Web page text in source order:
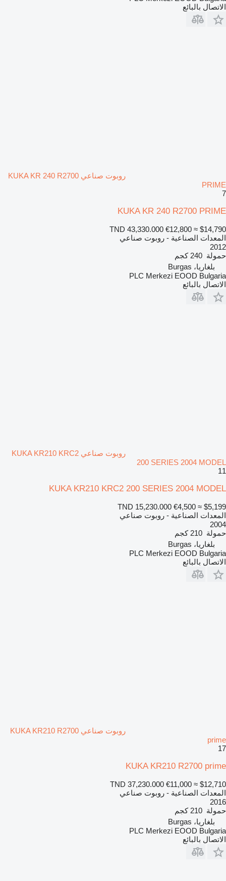
الاتصال بالبائع
روبوت صناعي KUKA KR 240 R2700
PRIME
7
KUKA KR 240 R2700 PRIME
TND 43,330.000 €12,800 ≈ $14,790
المعدات الصناعية - روبوت صناعي
2012
حمولة 240 كجم
بلغاريا، Burgas
PLC Merkezi EOOD Bulgaria
الاتصال بالبائع
روبوت صناعي KUKA KR210 KRC2
200 SERIES 2004 MODEL
11
KUKA KR210 KRC2 200 SERIES 2004 MODEL
TND 15,230.000 €4,500 ≈ $5,199
المعدات الصناعية - روبوت صناعي
2004
حمولة 210 كجم
بلغاريا، Burgas
PLC Merkezi EOOD Bulgaria
الاتصال بالبائع
روبوت صناعي KUKA KR210 R2700
prime
17
KUKA KR210 R2700 prime
TND 37,230.000 €11,000 ≈ $12,710
المعدات الصناعية - روبوت صناعي
2016
حمولة 210 كجم
بلغاريا، Burgas
PLC Merkezi EOOD Bulgaria
الاتصال بالبائع